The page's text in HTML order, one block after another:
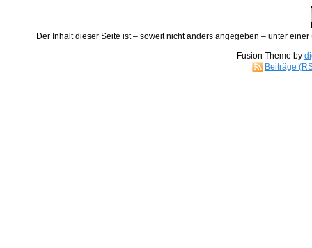
Der Inhaltdieser Seite ist – soweit nicht anders angegeben – unter einer
Fusion Theme by
Beiträge